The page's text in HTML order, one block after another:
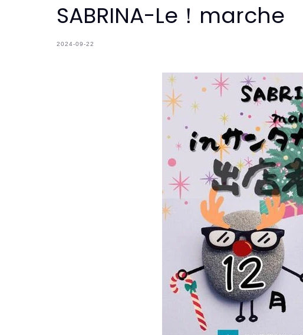
SABRINA-Le！marche
2024-09-22